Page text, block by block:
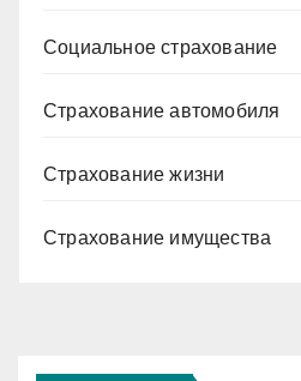
Социальное страхование
Страхование автомобиля
Страхование жизни
Страхование имущества